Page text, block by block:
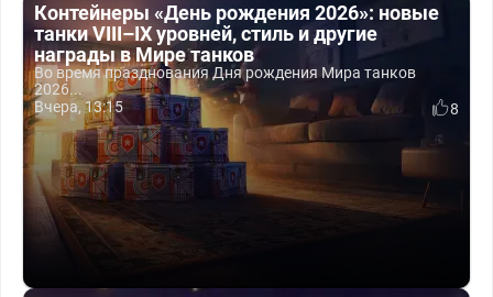
Контейнеры «День рождения 2026»: новые
танки VIII–IX уровней, стиль и другие
награды в Мире танков
Во время празднования Дня рождения Мира танков
2026...
Вчера, 13:15
8